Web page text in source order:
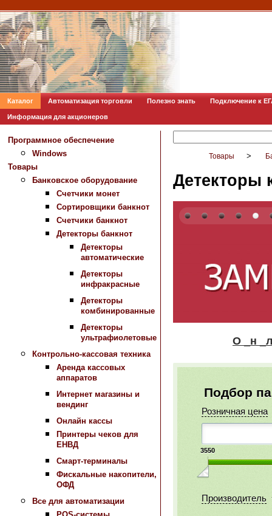
Каталог Автоматизация торговли Полезно знать Подключение к
Информация для акционеров
Программное обеспечение
Windows
Товары
Банковское оборудование
Счетчики монет
Сортировщики банкнот
Счетчики банкнот
Детекторы банкнот
Детекторы
автоматические
Детекторы
инфракрасные
Детекторы
комбинированные
Детекторы
ультрафиолетовые
Контрольно-кассовая техника
Аренда кассовых
аппаратов
Интернет магазины и
вендинг
Онлайн кассы
Принтеры чеков для
ЕНВД
Смарт-терминалы
Фискальные накопители,
ОФД
Все для автоматизации
Товары >
Детекторы
О _н _л
Подбор
Розничная цена
3550
Производитель